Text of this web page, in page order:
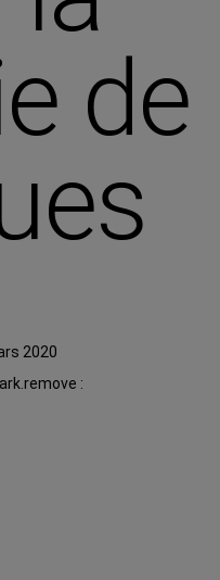
de
2020
: